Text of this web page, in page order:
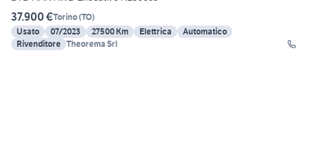
37.900 €Torino(TO)
Usato
07/2023 27500 Km Elettrica
Automatico
Rivenditore Theorema Srl